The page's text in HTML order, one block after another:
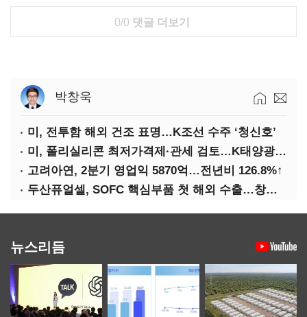
0/0 댓글 더보기
박창욱
미, 전투함 해외 건조 표명…K조선 수주 ‘청신호’
미, 폴리실리콘 최저가격제·관세 검토…K태양광 입지 확대 기대
고려아연, 2분기 영업익 5870억…전년비 126.8%↑
두산퓨얼셀, SOFC 핵심부품 첫 해외 수출…창사 이래 최대 규모
뉴스리듬